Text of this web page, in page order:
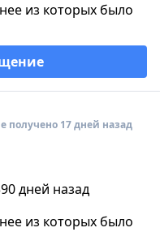
из которых было
получено 17 дней назад
дней назад
из которых было